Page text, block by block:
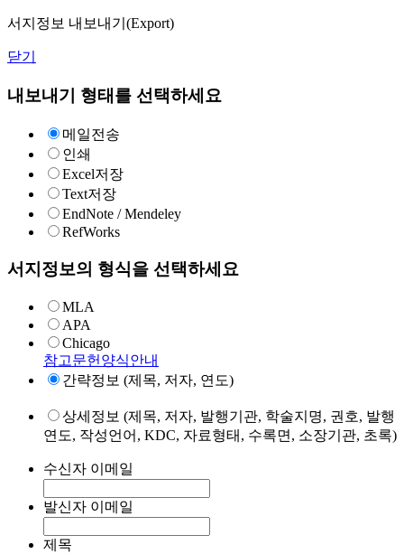
서지정보 내보내기(Export)
닫기
내보내기 형태를 선택하세요
메일전송
인쇄
Excel저장
Text저장
EndNote / Mendeley
RefWorks
서지정보의 형식을 선택하세요
MLA
APA
Chicago
참고문헌양식안내
간략정보 (제목, 저자, 연도)
상세정보 (제목, 저자, 발행기관, 학술지명, 권호, 발행
연도, 작성언어, KDC, 자료형태, 수록면, 소장기관, 초록)
수신자 이메일
발신자 이메일
제목